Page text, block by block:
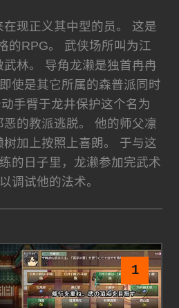
现正义其中型的员。 这是
的RPG。 武侠场所叫为江
林。 导角龙濑是独首冉冉
使是其它所属的森普派同时
手臂于龙井保护这个名为
的教派逃脱。 他的师父凛
加上按照上喜朗。 于与这
的日子里，龙濑参加完武术
调试他的法术。
1